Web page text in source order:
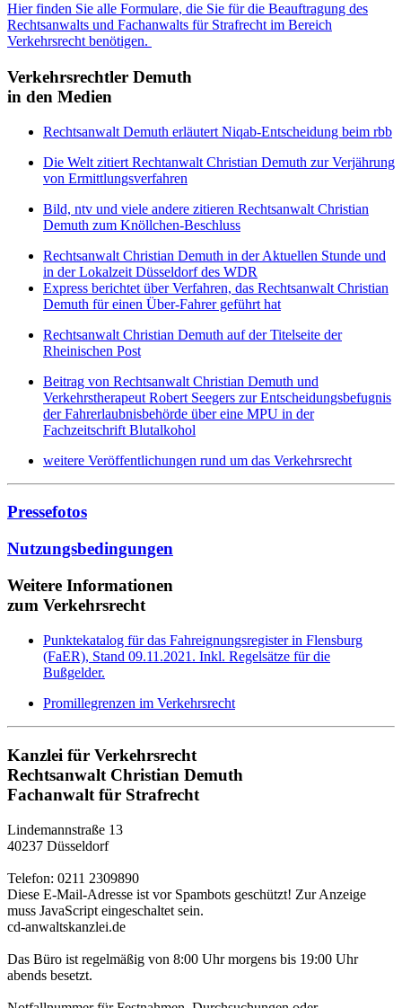
Hier finden Sie alle Formulare, die Sie für die Beauftragung des
Rechtsanwalts und Fachanwalts für Strafrecht im Bereich
Verkehrsrecht benötigen.
Verkehrsrechtler Demuth
in den Medien
Rechtsanwalt Demuth erläutert Niqab-Entscheidung beim rbb
Die Welt zitiert Rechtanwalt Christian Demuth zur Verjährung
von Ermittlungsverfahren
Bild, ntv und viele andere zitieren Rechtsanwalt Christian
Demuth zum Knöllchen-Beschluss
Rechtsanwalt Christian Demuth in der Aktuellen Stunde und
in der Lokalzeit Düsseldorf des WDR
Express berichtet über Verfahren, das Rechtsanwalt Christian
Demuth für einen Über-Fahrer geführt hat
Rechtsanwalt Christian Demuth auf der Titelseite der
Rheinischen Post
Beitrag von Rechtsanwalt Christian Demuth und
Verkehrstherapeut Robert Seegers zur Entscheidungsbefugnis
der Fahrerlaubnisbehörde über eine MPU in der
Fachzeitschrift Blutalkohol
weitere Veröffentlichungen rund um das Verkehrsrecht
Pressefotos
Nutzungsbedingungen
Weitere Informationen
zum Verkehrsrecht
Punktekatalog für das Fahreignungsregister in Flensburg
(FaER), Stand 09.11.2021. Inkl. Regelsätze für die
Bußgelder.
Promillegrenzen im Verkehrsrecht
Kanzlei für Verkehrsrecht
Rechtsanwalt Christian Demuth
Fachanwalt für Strafrecht
Lindemannstraße 13
40237 Düsseldorf
Telefon: 0211 2309890
Diese E-Mail-Adresse ist vor Spambots geschützt! Zur Anzeige
muss JavaScript eingeschaltet sein.
cd-anwaltskanzlei.de
Das Büro ist regelmäßig von 8:00 Uhr morgens bis 19:00 Uhr
abends besetzt.